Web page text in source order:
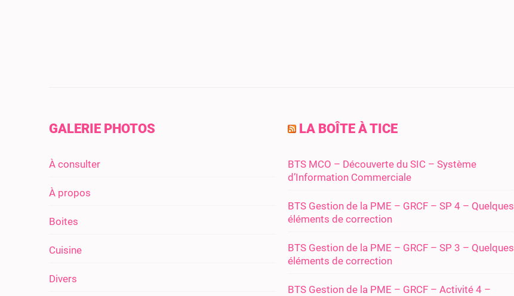
GALERIE PHOTOS
À consulter
À propos
Boites
Cuisine
Divers
LA BOÎTE À TICE
BTS MCO – Découverte du SIC – Système
d’Information Commerciale
BTS Gestion de la PME – GRCF – SP 4 – Quelques
éléments de correction
BTS Gestion de la PME – GRCF – SP 3 – Quelques
éléments de correction
BTS Gestion de la PME – GRCF – Activité 4 –